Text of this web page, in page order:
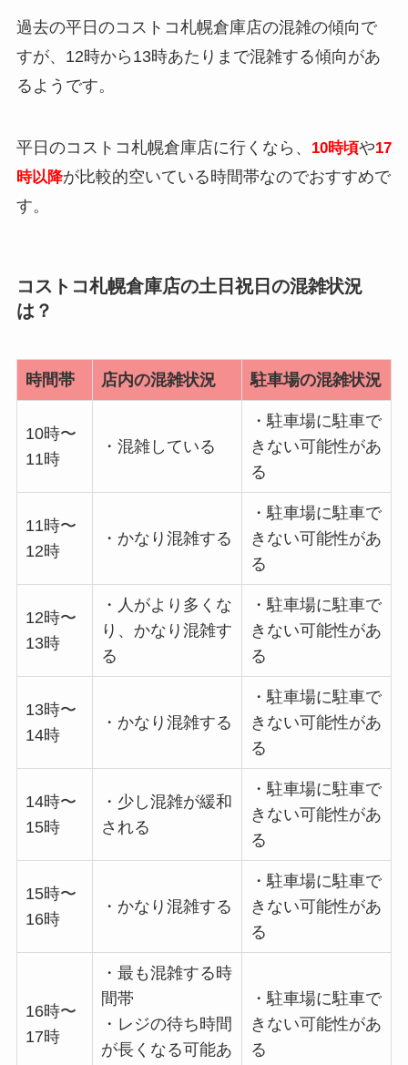
過去の平日のコストコ札幌倉庫店の混雑の傾向で
すが、12時から13時あたりまで混雑する傾向があ
るようです。
平日のコストコ札幌倉庫店に行くなら、 10時頃や17
時以降が比較的空いている時間帯なのでおすすめで
す。
コストコ札幌倉庫店の土日祝日の混雑状況
は？
時間帯 店内の混雑状況 駐車場の混雑状況
10時〜
11時
・混雑している
・駐車場に駐車で
きない可能性があ
る
11時〜
12時
・かなり混雑する
・駐車場に駐車で
きない可能性があ
る
12時〜
13時
・人がより多くな
り、かなり混雑す
る
・駐車場に駐車で
きない可能性があ
る
13時〜
14時
・かなり混雑する
・駐車場に駐車で
きない可能性があ
る
14時〜
15時
・少し混雑が緩和
される
・駐車場に駐車で
きない可能性があ
る
15時〜
16時
・かなり混雑する
・駐車場に駐車で
きない可能性があ
る
16時〜
17時
・最も混雑する時
間帯
・レジの待ち時間
が長くなる可能あ
・駐車場に駐車で
きない可能性があ
る